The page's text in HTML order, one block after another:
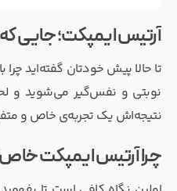
آرتیس ایمپکت؛ جایی
تا حالا پیش خودتان گفته‌اید
نوبتی و نفس‌گیر می‌شوید و
نتیجه‌اش یک تجربه‌ی خاص و
چرا آرتیس ایمپکت